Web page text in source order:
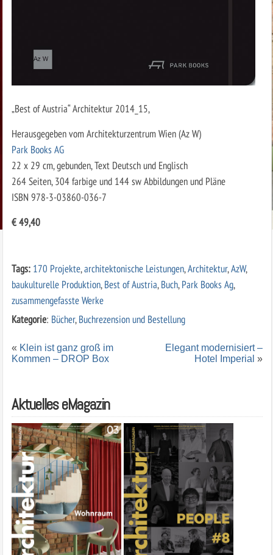
„Best of Austria“ Architektur 2014_15,
Herausgegeben vom Architekturzentrum Wien (Az W)
Park Books AG
22 x 29 cm, gebunden, Text Deutsch und Englisch
264 Seiten, 304 farbige und 144 sw Abbildungen und Pläne
ISBN 978-3-03860-036-7
€ 49,40
Tags: 170 Projekte,architektonische Leistungen,Architektur,AzW,
baukulturelle Produktion,Best of Austria,Buch,Park Books Ag,
zusammengefasste Werke
Kategorie: Bücher,Buchrezension und Bestellung
« Klein ist ganz groß im
Kommen – DROP Box
Elegant modernisiert –
Hotel Imperial »
Aktuelles eMagazin